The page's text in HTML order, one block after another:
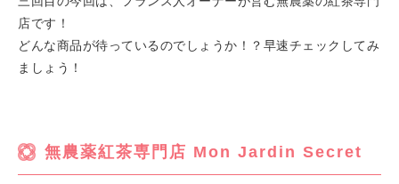
店です！
どんな商品が待っているのでしょうか！？早速チェックしてみ
ましょう！
無農薬紅茶専門店 Mon Jardin Secret